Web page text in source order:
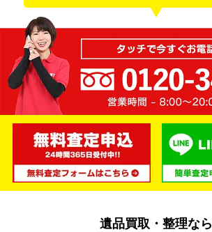
遺品買取・整理なら